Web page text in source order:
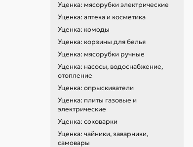
Уценка: мясорубки электрические
Уценка: аптека и косметика
Уценка: комоды
Уценка: корзины для белья
Уценка: мясорубки ручные
Уценка: насосы, водоснабжение,
отопление
Уценка: опрыскиватели
Уценка: плиты газовые и
электрические
Уценка: соковарки
Уценка: чайники, заварники,
самовары